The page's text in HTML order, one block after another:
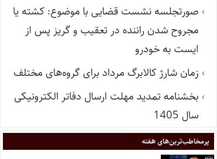
صورتجلسه نشست قضایی با موضوع: کشته یا
مجروح شدن راننده در تعقیب و گریز پس از
ایست به خودرو
زمان شارژ کالابرگ مرداد برای گروه‌های مختلف
بخشنامه تمدید مهلت ارسال دفاتر الکترونیکی
سال 1405
پر‌مخاطب‌ترین‌های هفته